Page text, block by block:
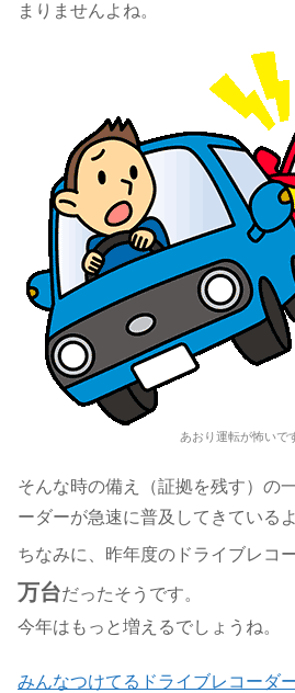
まりませんよね。
あおり運転が怖いで
そんな時の備え（証拠を残す）の
ーダーが急速に普及してきている
ちなみに、昨年度のドライブレコ
万台だったそうです。
今年は もっと増えるでしょ うね。
みんなつけてるドライブレコーダ